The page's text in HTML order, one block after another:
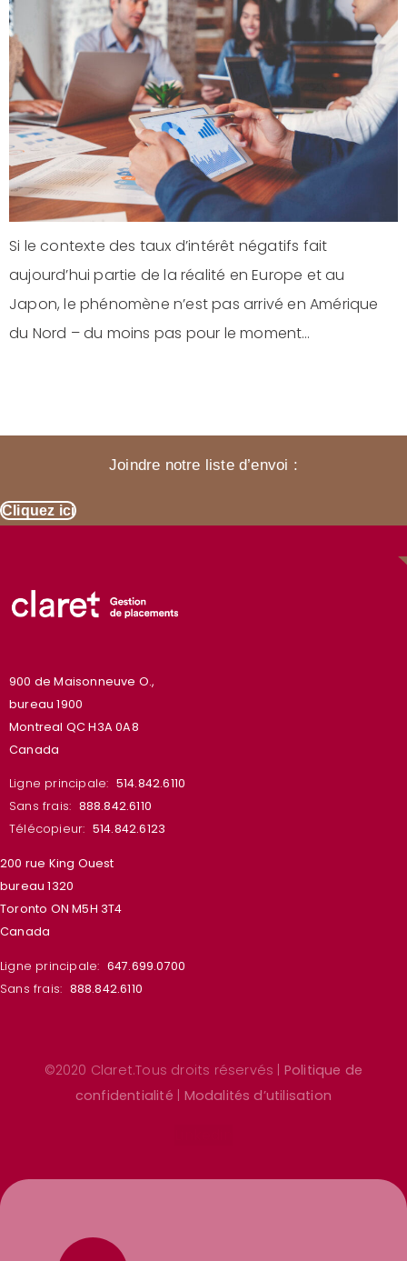
Si le contexte des taux d’intérêt négatifs fait
aujourd’hui partie de la réalité en Europe et au
Japon, le phénomène n’est pas arrivé en Amérique
du Nord – du moins pas pour le moment…
Joindre notre liste d’envoi :
Cliquez ici
900 de Maisonneuve O.,
bureau 1900
Montreal QC H3A 0A8
Canada
Ligne principale: 514.842.6110
Sans frais: 888.842.6110
Télécopieur: 514.842.6123
200 rue King Ouest
bureau 1320
Toronto ON M5H 3T4
Canada
Ligne principale: 647.699.0700
Sans frais: 888.842.6110
©2020 Claret.Tous droits réservés | Politique de
confidentialité | Modalités d’utilisation